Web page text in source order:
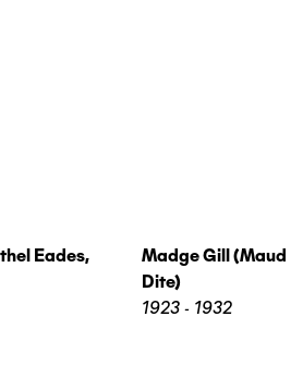
Eades,
Madge Gill (maude
Dite)
1923 - 1932